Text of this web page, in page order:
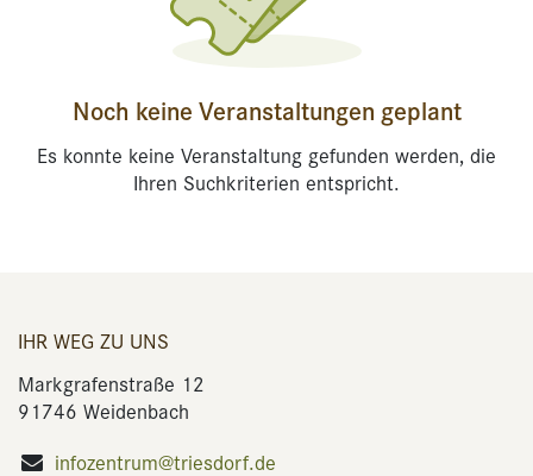
Noch keine Veranstaltungen geplant
Es konnte keine Veranstaltung gefunden werden, die
Ihren Suchkriterien entspricht.
IHR WEG ZU UNS
Markgrafenstraße 12
91746 Weidenbach
infozentrum@triesdorf.de